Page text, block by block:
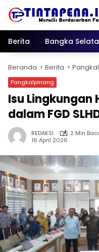
Berita
Bangka
Beranda Berita
Pangkalpinang
Isu Lingkungan
dalam FGD
REDAKSI
2 Min
16 April 2026